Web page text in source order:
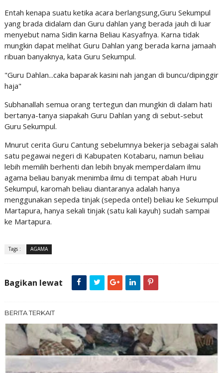
Entah kenapa suatu ketika acara berlangsung,Guru Sekumpul
yang brada didalam dan Guru dahlan yang berada jauh di luar
menyebut nama Sidin karna Beliau Kasyafnya. Karna tidak
mungkin dapat melihat Guru Dahlan yang berada karna jamaah
ribuan banyaknya, kata Guru Sekumpul.
"Guru Dahlan...caka baparak kasini nah jangan di buncu/dipinggir
haja"
Subhanallah semua orang tertegun dan mungkin di dalam hati
bertanya-tanya siapakah Guru Dahlan yang di sebut-sebut
Guru Sekumpul.
Mnurut cerita Guru Cantung sebelumnya bekerja sebagai salah
satu pegawai negeri di Kabupaten Kotabaru, namun beliau
lebih memilih berhenti dan lebih bnyak memperdalam ilmu
agama beliau banyak menimba ilmu di tempat abah Huru
Sekumpul, karomah beliau diantaranya adalah hanya
menggunakan sepeda tinjak (sepeda ontel) beliau ke Sekumpul
Martapura, hanya sekali tinjak (satu kali kayuh) sudah sampai
ke Martapura.
Tags : AGAMA
Bagikan lewat
BERITA TERKAIT